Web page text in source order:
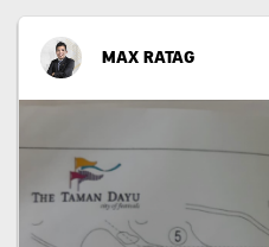
MAX RATAG